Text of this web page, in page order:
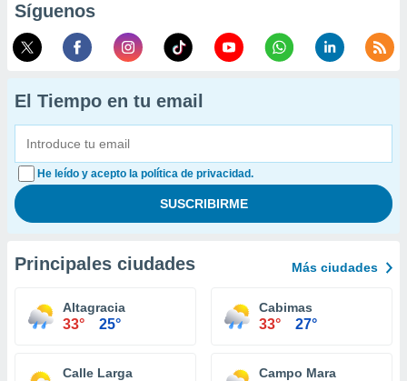
Síguenos
El Tiempo en tu email
He leído y acepto la política de privacidad.
Principales ciudades Más ciudades
Altagracia
33° 25°
Cabimas
33° 27°
Calle Larga Campo Mara